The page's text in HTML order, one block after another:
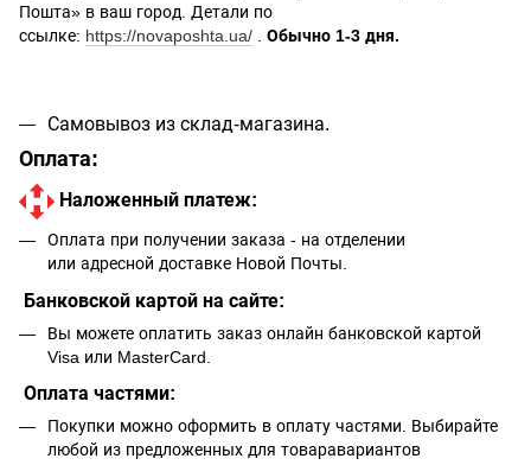
Пошта» в ваш город. Детали по
ссылке: https://novaposhta.ua/ Обычно 1-3 дня.
Самовывоз из склад-магазина.
Оплата:
Наложенный платеж:
Оплата при получении заказа - на отделении
или адресной доставке Новой Почты.
Банковской картой на сайте:
Вы можете оплатить заказ онлайн банковской картой
Visa или MasterCard.
Оплата частями:
Покупки можно оформить в оплату частями. Выбирайте
любой из предложенных для товаравариантов